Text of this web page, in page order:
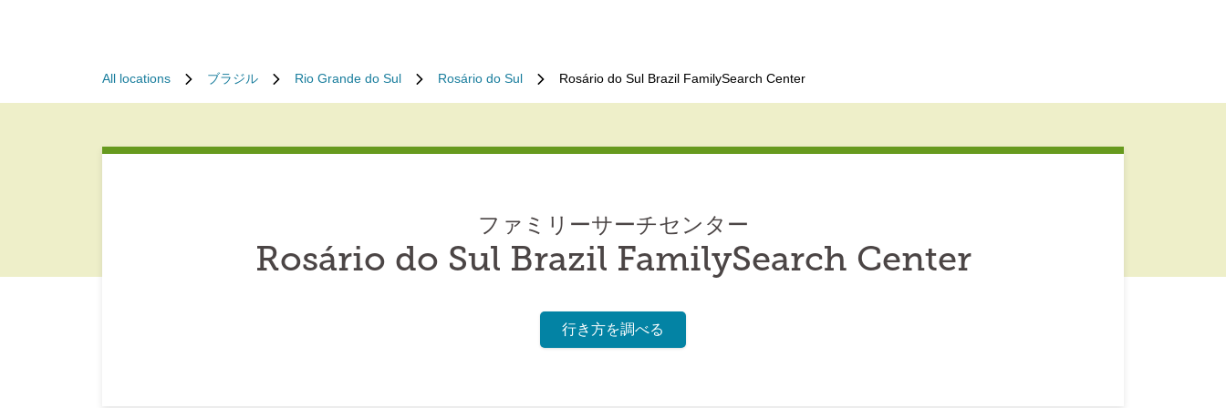
All locations ブラジル Rio Grande do Sul Rosário do Sul Rosário do Sul Brazil FamilySearch Center
ファミリーサーチセンター
Rosário do Sul Brazil FamilySearch Center
行き方を調べる